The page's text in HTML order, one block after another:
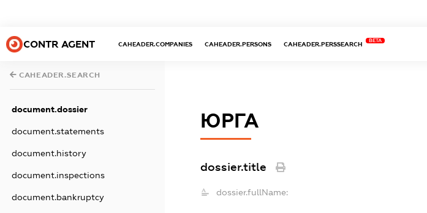
CONTR AGENT CAHEADER.COMPANIES CAHEADER.PERSONS CAHEADER.PERSSEARCH
BETA
CAHEADER.SEARCH
document.dossier
document.statements
document.history
document.inspections
document.bankruptcy
ЮРГА
dossier.title
dossier.fullName: